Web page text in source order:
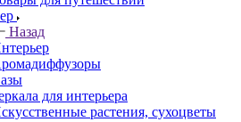
Назад
для интерьера
растения, сухоцветы